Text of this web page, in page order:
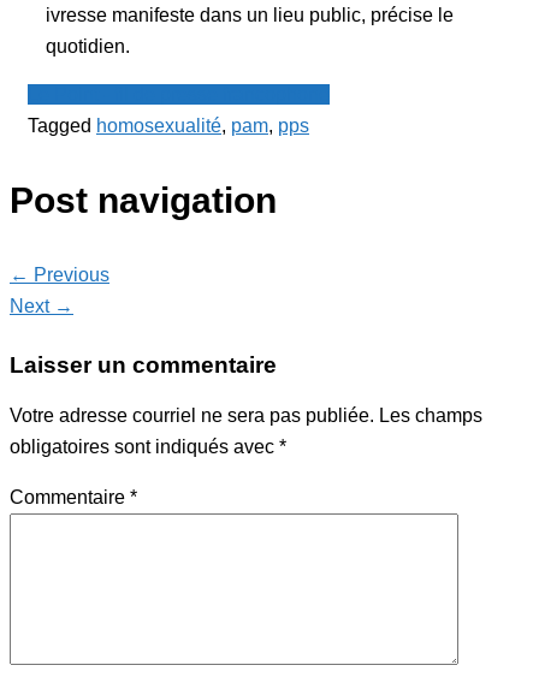
ivresse manifeste dans un lieu public, précise le
quotidien.
Tagged homosexualité, pam, pps
Post navigation
← Previous
Next →
Laisser un commentaire
Votre adresse courriel ne sera pas publiée. Les champs
obligatoires sont indiqués avec *
Commentaire *